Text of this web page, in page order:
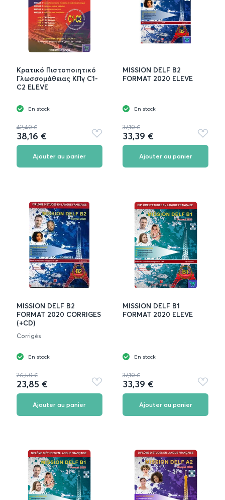
Κρατικό Πιστοποιητικό
Γλωσσομάθειας KΠγ C1-
C2 ELEVE
En stock
42,40 €
38,16 €
Ajouter
aux
Ajouter au panier
MISSION DELF B2
FORMAT 2020 ELEVE
En stock
37,10 €
33,39 €
Ajouter
aux
Ajouter au panier
MISSION DELF B2
FORMAT 2020 CORRIGES
(+CD)
Corrigés
En stock
26,50 €
23,85 €
Ajouter
aux
Ajouter au panier
MISSION DELF B1
FORMAT 2020 ELEVE
En stock
37,10 €
33,39 €
Ajouter
aux
Ajouter au panier